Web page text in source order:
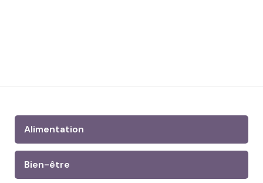
Alimentation
Bien-être